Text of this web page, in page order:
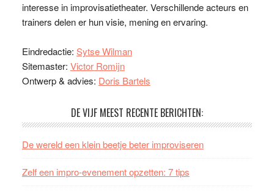
interesse in improvisatietheater. Verschillende acteurs en
trainers delen er hun visie, mening en ervaring.
Eindredactie: Sytse Wilman
Sitemaster: Victor Romijn
Ontwerp & advies: Doris Bartels
DE VIJF MEEST RECENTE BERICHTEN:
De wereld een klein beetje beter improviseren
Zelf een impro-evenement opzetten: 7 tips